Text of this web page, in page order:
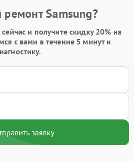
Samsung?
и получите скидку 20% на
с вами в течение 5 минут и
заявку